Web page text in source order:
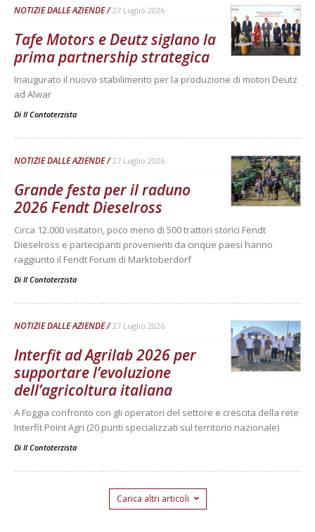
NOTIZIE DALLE AZIENDE 27 Luglio 2026
Tafe Motors e Deutz siglano la
prima partnership strategica
Inaugurato il nuovo stabilimento per la produzione di motori Deutz
ad Alwar
Di Il Contoterzista
NOTIZIE DALLE AZIENDE 27 Luglio 2026
Grande festa per il raduno
2026 Fendt Dieselross
Circa 12.000 visitatori, poco meno di 500 trattori storici Fendt
Dieselross e partecipanti provenienti da cinque paesi hanno
raggiunto il Fendt Forum di Marktoberdorf
Di Il Contoterzista
NOTIZIE DALLE AZIENDE 27 Luglio 2026
Interfit ad Agrilab 2026 per
supportare l’evoluzione
dell’agricoltura italiana
A Foggia confronto con gli operatori del settore e crescita della rete
Interfit Point Agri (20 punti specializzati sul territorio nazionale)
Di Il Contoterzista
Carica altri articoli